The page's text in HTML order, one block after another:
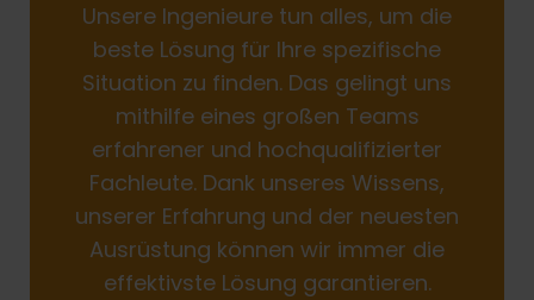
Unsere Ingenieure tun alles, um die
beste Lösung für Ihre spezifische
Situation zu finden. Das gelingt uns
mithilfe eines großen Teams
erfahrener und hochqualifizierter
Fachleute. Dank unseres Wissens,
unserer Erfahrung und der neuesten
Ausrüstung können wir immer die
effektivste Lösung garantieren.